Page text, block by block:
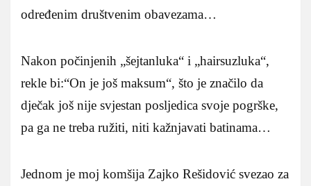
određenim društvenim obavezama…
Nakon počinjenih „šejtanluka“ i „hairsuzluka“,
rekle bi:“On je još maksum“, što je značilo da
dječak još nije svjestan posljedica svoje pogrške,
pa ga ne treba ružiti, niti kažnjavati batinama…
Jednom je moj komšija Zajko Rešidović svezao za